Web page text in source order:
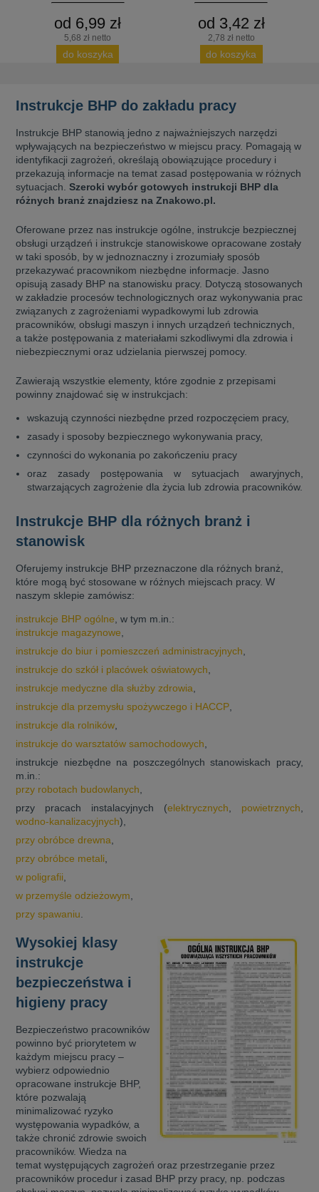
od 6,99 zł
5,68 zł netto
do koszyka
od 3,42 zł
2,78 zł netto
do koszyka
Instrukcje BHP do zakładu pracy
Instrukcje BHP stanowią jedno z najważniejszych narzędzi
wpływających na bezpieczeństwo w miejscu pracy. Pomagają w
identyfikacji zagrożeń, określają obowiązujące procedury i
przekazują informacje na temat zasad postępowania w różnych
sytuacjach.Szeroki wybór gotowych instrukcji BHP dla
różnych branż znajdziesz na Znakowo.pl.
Oferowane przez nas instrukcje ogólne, instrukcje bezpiecznej
obsługi urządzeń i instrukcje stanowiskowe opracowane zostały
w taki sposób, by w jednoznaczny i zrozumiały sposób
przekazywać pracownikom niezbędne informacje. Jasno
opisują zasady BHP na stanowisku pracy. Dotyczą stosowanych
w zakładzie procesów technologicznych oraz wykonywania prac
związanych z zagrożeniami wypadkowymi lub zdrowia
pracowników, obsługi maszyn i innych urządzeń technicznych,
a także postępowania z materiałami szkodliwymi dla zdrowia i
niebezpiecznymi oraz udzielania pierwszej pomocy.
Zawierają wszystkie elementy, które zgodnie z przepisami
powinny znajdować się w instrukcjach:
wskazują czynności niezbędne przed rozpoczęciem pracy,
zasady i sposoby bezpiecznego wykonywania pracy,
czynności do wykonania po zakończeniu pracy
oraz zasady postępowania w sytuacjach awaryjnych,
stwarzających zagrożenie dla życia lub zdrowia pracowników.
Instrukcje BHP dla różnych branż i
stanowisk
Oferujemy instrukcje BHP przeznaczone dla różnych branż,
które mogą być stosowane w różnych miejscach pracy. W
naszym sklepie zamówisz:
instrukcje BHP ogólne , w tym m.in.:
instrukcje magazynowe
instrukcje do biur i pomieszczeń administracyjnych
instrukcje do szkół i placówek oświatowych
instrukcje medyczne dla służby zdrowia
instrukcje dla przemysłu spożywczego i HACCP
instrukcje dla rolników
instrukcje do warsztatów samochodowych
instrukcje niezbędne na poszczególnych stanowiskach pracy,
m.in.:
przy robotach budowlanych
przy pracach instalacyjnych (elektrycznych powietrznych
wodno-kanalizacyjnych),
przy obróbce drewna
przy obróbce metali
w poligrafii
w przemyśle odzieżowym
przy spawaniu
Wysokiej klasy
instrukcje
bezpieczeństwa i
higieny pracy
Bezpieczeństwo pracowników
powinno być priorytetem w
każdym miejscu pracy –
wybierz odpowiednio
opracowane instrukcje BHP,
które pozwalają
minimalizować ryzyko
występowania wypadków, a
także chronić zdrowie swoich
pracowników. Wiedza na
temat występujących zagrożeń oraz przestrzeganie przez
pracowników procedur i zasad BHP przy pracy, np. podczas